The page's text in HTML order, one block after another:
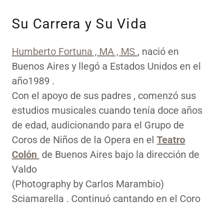
Su Carrera y Su Vida
Humberto Fortuna , MA , MS , nació en
Buenos Aires y llegó a Estados Unidos en el
año1989 .
Con el apoyo de sus padres , comenzó sus
estudios musicales cuando tenía doce años
de edad, audicionando para el Grupo de
Coros de Niños de la Opera en el Teatro
Colón de Buenos Aires bajo la dirección de
Valdo
(Photography by Carlos Marambio)
Sciamarella . Continuó cantando en el Coro